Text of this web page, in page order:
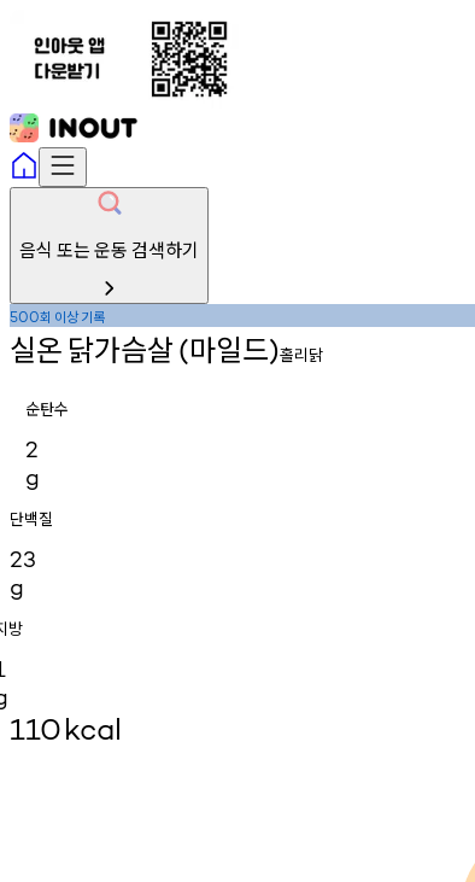
음식 또는 운동 검색하기
500회 이상기록
실온 닭가슴살(마일드)홀리닭
순탄수
2
g
단백질
23
g
방
110kcal